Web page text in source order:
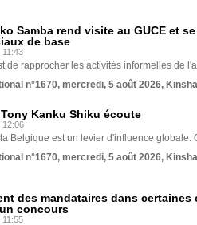
Samba rend visite au GUCE et
de base
11:43
de rapprocher les activités informelles de
n°1670, mercredi, 5 août 2026,
Kanku Shiku écoute
12:06
Belgique est un levier d'influence globale.
n°1670, mercredi, 5 août 2026,
des mandataires dans
concours
11:55